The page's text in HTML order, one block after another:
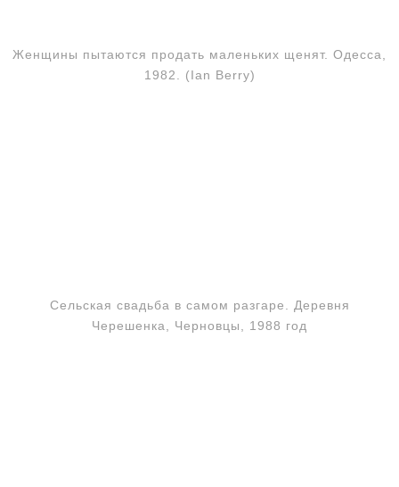
Женщины пытаются продать маленьких щенят. Одесса,
1982. (Ian Berry)
Сельская свадьба в самом разгаре. Деревня
Черешенка, Черновцы, 1988 год